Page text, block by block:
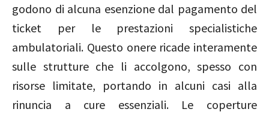
godono di alcuna esenzione dal pagamento del
ticket per le prestazioni specialistiche
ambulatoriali. Questo onere ricade interamente
sulle strutture che li accolgono, spesso con
risorse limitate, portando in alcuni casi alla
rinuncia a cure essenziali. Le coperture